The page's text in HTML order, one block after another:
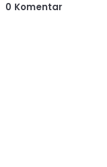
0 Komentar